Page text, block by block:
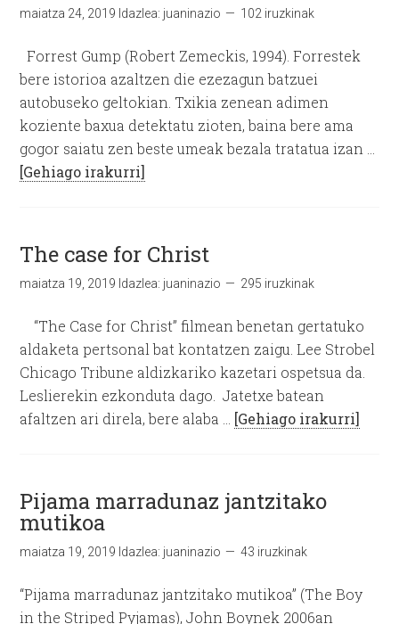
maiatza 24, 2019 Idazlea: juaninazio 102 iruzkinak
Forrest Gump (Robert Zemeckis, 1994). Forrestek
bere istorioa azaltzen die ezezagun batzuei
autobuseko geltokian. Txikia zenean adimen
koziente baxua detektatu zioten, baina bere ama
gogor saiatu zen beste umeak bezala tratatua izan …
[Gehiago irakurri]
The case for Christ
maiatza 19, 2019 Idazlea: juaninazio 295 iruzkinak
“The Case for Christ” filmean benetan gertatuko
aldaketa pertsonal bat kontatzen zaigu. Lee Strobel
Chicago Tribune aldizkariko kazetari ospetsua da.
Leslierekin ezkonduta dago. Jatetxe batean
afaltzen ari direla, bere alaba … [Gehiago irakurri]
Pijama marradunaz jantzitako
mutikoa
maiatza 19, 2019 Idazlea: juaninazio 43 iruzkinak
“Pijama marradunaz jantzitako mutikoa” (The Boy
in the Striped Pyjamas), John Boynek 2006an